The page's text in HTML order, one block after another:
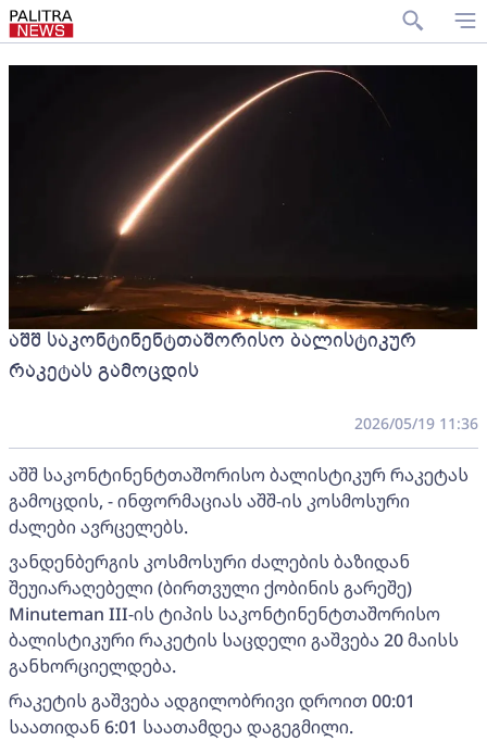
აშშ საკონტინენტთაშორისო ბალისტიკურ
რაკეტას გამოცდის
2026/05/19 11:36
აშშ საკონტინენტთაშორისო ბალისტიკურ რაკეტას
გამოცდის, - ინფორმაციას აშშ-ის კოსმოსური
ძალები ავრცელებს.
ვანდენბერგის კოსმოსური ძალების ბაზიდან
შეუიარაღებელი (ბირთვული ქობინის გარეშე)
Minuteman III-ის ტიპის საკონტინენტთაშორისო
ბალისტიკური რაკეტის საცდელი გაშვება 20 მაისს
განხორციელდება.
რაკეტის გაშვება ადგილობრივი დროით 00:01
საათიდან 6:01 საათამდეა დაგეგმილი.